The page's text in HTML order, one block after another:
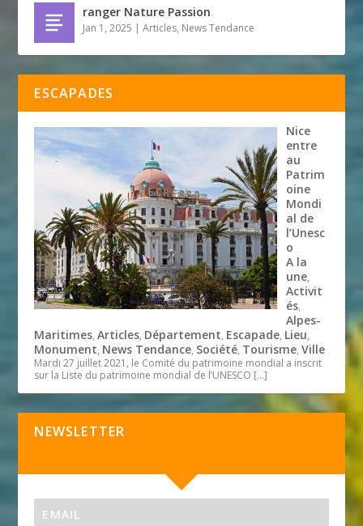
ranger Nature Passion
Jan 1, 2025 |Articles, News Tendance
ESCAPADES
Nice
entre
au
Patrim
oine
Mondi
al de
l’Unesc
o
A la
une,
Activit
és,
Alpes-
Maritimes,Articles, Département, Escapade, Lieu,
Monument, News Tendance, Société, Tourisme,Ville
Mardi 27 juillet 2021, le Comité du patrimoine mondial a inscrit
sur la Liste du patrimoine mondial de l’UNESCO […]
NEWSLETTER